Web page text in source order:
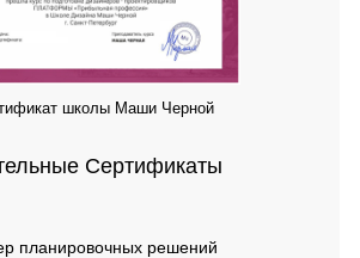
школы Маши Черной
Сертификаты
планировочных решений